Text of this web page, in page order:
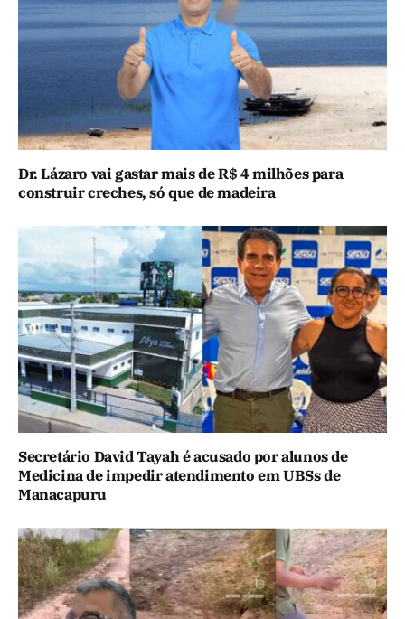
Dr. Lázaro vai gastar mais de R$ 4 milhões para
construir creches, só que de madeira
Secretário David Tayah é acusado por alunos de
Medicina de impedir atendimento em UBSs de
Manacapuru